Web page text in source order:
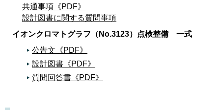
共通事項《PDF》
設計図書に関する質問事項
イオンクロマトグラフ（No.3123）点検整備 一式
公告文《PDF》
設計図書《PDF》
質問回答書《PDF》